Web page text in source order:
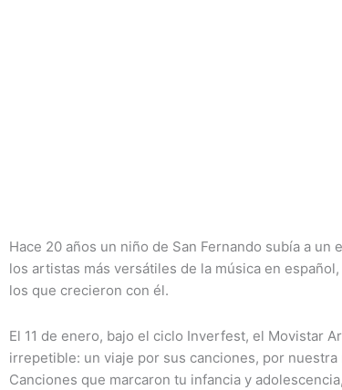
Hace 20 años un niño de San Fernando subía a
los artistas más versátiles de la música en
los que crecieron con él.
El 11 de enero, bajo el ciclo Inverfest, el Movistar
irrepetible: un viaje por sus canciones, por
Canciones que marcaron tu infancia y